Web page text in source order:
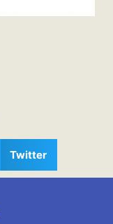
Twitter